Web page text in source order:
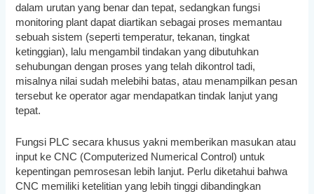
dalam urutan yang benar dan tepat, sedangkan fungsi
monitoring plant dapat diartikan sebagai proses memantau
sebuah sistem (seperti temperatur, tekanan, tingkat
ketinggian), lalu mengambil tindakan yang dibutuhkan
sehubungan dengan proses yang telah dikontrol tadi,
misalnya nilai sudah melebihi batas, atau menampilkan pesan
tersebut ke operator agar mendapatkan tindak lanjut yang
tepat.
Fungsi PLC secara khusus yakni memberikan masukan atau
input ke CNC (Computerized Numerical Control) untuk
kepentingan pemrosesan lebih lanjut. Perlu diketahui bahwa
CNC memiliki ketelitian yang lebih tinggi dibandingkan